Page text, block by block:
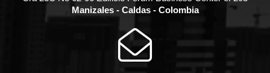
Manizales - Caldas - Colombia